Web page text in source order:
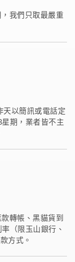
我們只取最嚴重
天以簡訊或電話定
期，業者皆不主
轉帳、黑貓貨到
（限玉山銀行、
方式。